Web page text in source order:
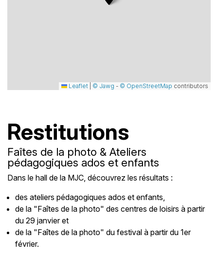
Restitutions
Faîtes de la photo & Ateliers
pédagogiques ados et enfants
Dans le hall de la MJC, découvrez les résultats :
des ateliers pédagogiques ados et enfants,
de la "Faîtes de la photo" des centres de loisirs à partir
du 29 janvier et
de la "Faîtes de la photo" du festival à partir du 1er
février.
Leaflet © Jawg - © OpenStreetMap contributors